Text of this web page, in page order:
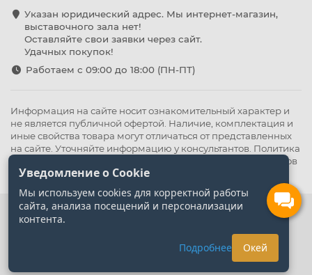
Указан юридический адрес. Мы интернет-магазин,
выставочного зала нет!
Оставляйте свои заявки через сайт.
Удачных покупок!
Работаем с 09:00 до 18:00 (ПН-ПТ)
Информация на сайте носит ознакомительный характер и
не является публичной офертой. Наличие, комплектация и
иные свойства товара могут отличаться от представленных
на сайте. Уточняйте информацию у консультантов. Политика
Политика обработки файлов
cookie
Уведомление о Cookie
Мы используем cookies для корректной работы
сайта, анализа посещений и персонализации
контента.
Подробнее Окей